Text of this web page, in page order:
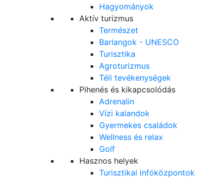
Hagyományok
Aktív turizmus
Természet
Barlangok - UNESCO
Turisztika
Agroturizmus
Téli tevékenységek
Pihenés és kikapcsolódás
Adrenalin
Vízi kalandok
Gyermekes családok
Wellness és relax
Golf
Hasznos helyek
Turisztikai infóközpontok